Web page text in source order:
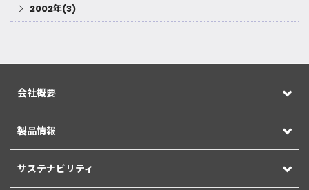
2002年(3)
会社概要
製品情報
サステナビリティ